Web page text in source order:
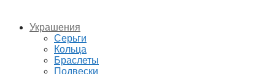
Украшения
Серьги
Кольца
Браслеты
Подвески